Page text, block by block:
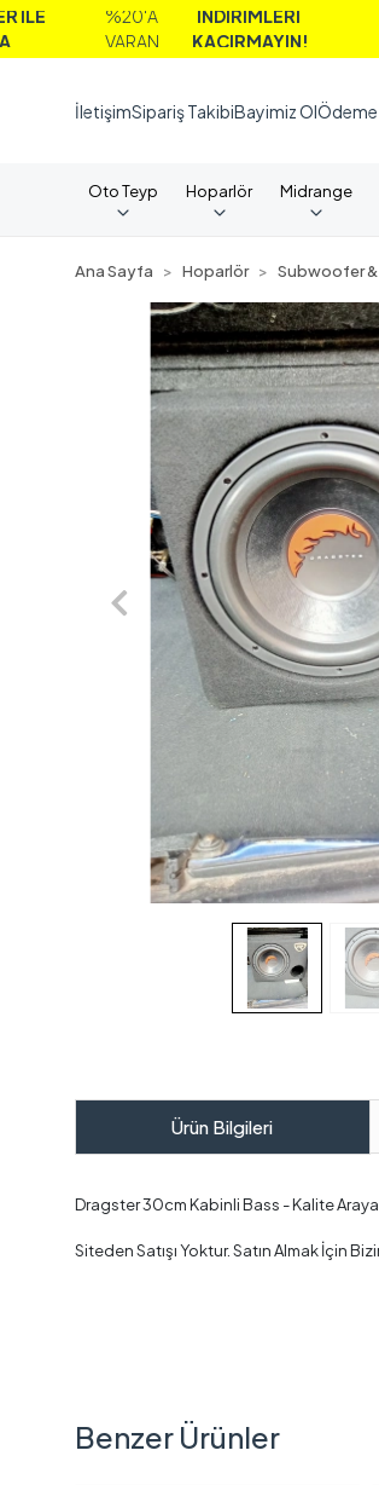
%20'A
İNDİRİMLERİ
KAÇIRMAYIN!
İletişimSipariş TakibiBayimiz OlÖdeme
Oto Teyp Hoparlör Midrange
Ana Sayfa Hoparlör Subwoofer &
Ürün Bilgileri
Dragster 30cm Kabinli Bass - Kalite
Siteden Satışı Yoktur. Satın Almak İçin
Benzer Ürünler